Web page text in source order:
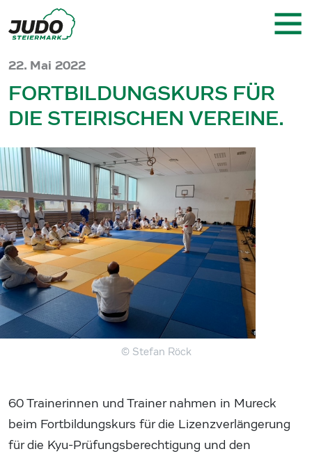
22. Mai 2022
FORTBILDUNGSKURS FÜR
DIE STEIRISCHEN VEREINE.
© Stefan Röck
60 Trainerinnen und Trainer nahmen in Mureck
beim Fortbildungskurs für die Lizenzverlängerung
für die Kyu-Prüfungsberechtigung und den